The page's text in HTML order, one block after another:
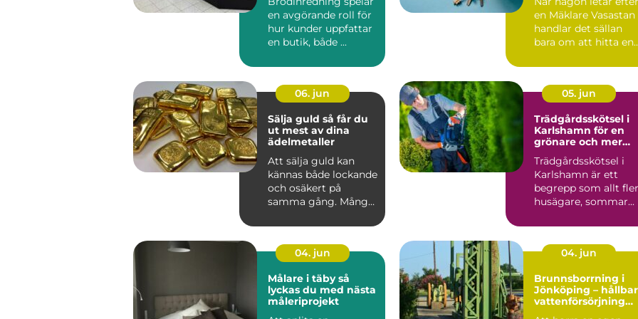
en avgörande roll för
hur kunder uppfattar
en butik, både ...
bostadsaffär
en Mäklare Vasastan
handlar det sällan
bara om att hitta en
06. jun
Sälja guld så får du
ut mest av dina
ädelmetaller
Att sälja guld kan
kännas både lockande
och osäkert på
samma gång. Många
eller tac...
05. jun
Trädgårdsskötsel i
Karlshamn för en
grönare och mer
Trädgårdsskötsel i
Karlshamn är ett
begrepp som allt fler
husägare, sommar...
04. jun
Målare i täby så
lyckas du med nästa
måleriprojekt
04. jun
Brunnsborrning i
Jönköping – hållbar
vattenförsörjning